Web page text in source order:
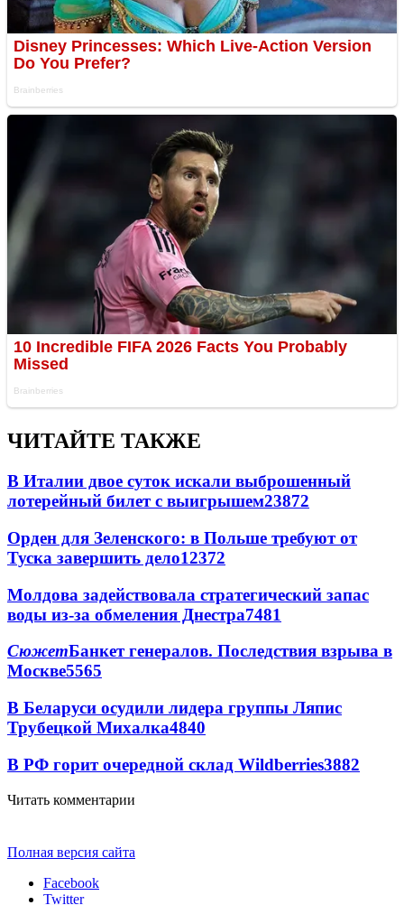
ЧИТАЙТЕ ТАКЖЕ
В Италии двое суток искали выброшенный
лотерейный билет с выигрышем23872
Орден для Зеленского: в Польше требуют от
Туска завершить дело12372
Молдова задействовала стратегический запас
воды из-за обмеления Днестра7481
СюжетБанкет генералов. Последствия взрыва в
Москве5565
В Беларуси осудили лидера группы Ляпис
Трубецкой Михалка4840
В РФ горит очередной склад Wildberries3882
Читать комментарии
Полная версия сайта
Facebook
Twitter